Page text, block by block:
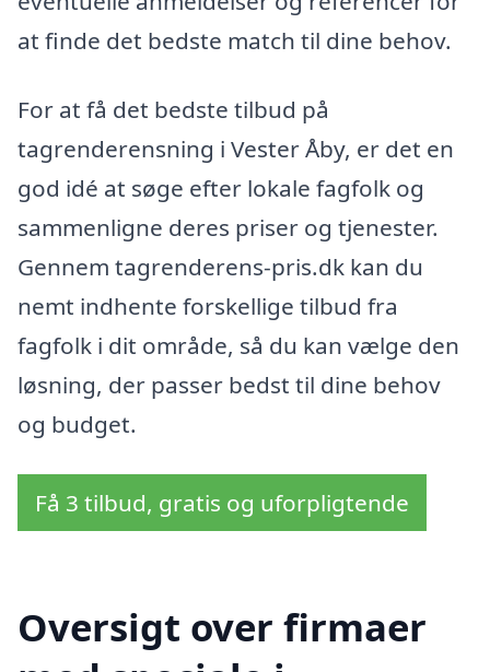
at finde det bedste match til dine behov.
For at få det bedste tilbud på
tagrenderensning i Vester Åby, er det en
god idé at søge efter lokale fagfolk og
sammenligne deres priser og tjenester.
Gennem tagrenderens-pris.dk kan du
nemt indhente forskellige tilbud fra
fagfolk i dit område, så du kan vælge den
løsning, der passer bedst til dine behov
og budget.
Få 3 tilbud, gratis og uforpligtende
Oversigt over firmaer